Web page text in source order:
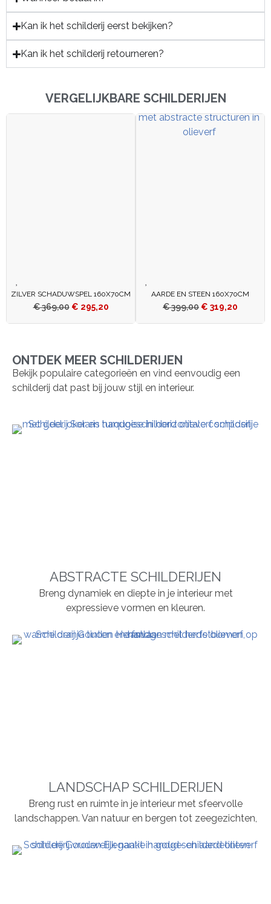
Kan ik het schilderij eerst bekijken?
Kan ik het schilderij retourneren?
VERGELIJKBARE SCHILDERIJEN
ZILVER SCHADUWSPEL 160X70CM
€369,00 € 295,20
AARDE EN STEEN 160X70CM
€399,00 € 319,20
ONTDEK MEER SCHILDERIJEN
Bekijk populaire categorieën en vind eenvoudig een
schilderij dat past bij jouw stijl en interieur.
ABSTRACTE SCHILDERIJEN
Breng dynamiek en diepte in je interieur met
expressieve vormen en kleuren.
LANDSCHAP SCHILDERIJEN
Breng rust en ruimte in je interieur met sfeervolle
landschappen. Van natuur en bergen tot zeegezichten,